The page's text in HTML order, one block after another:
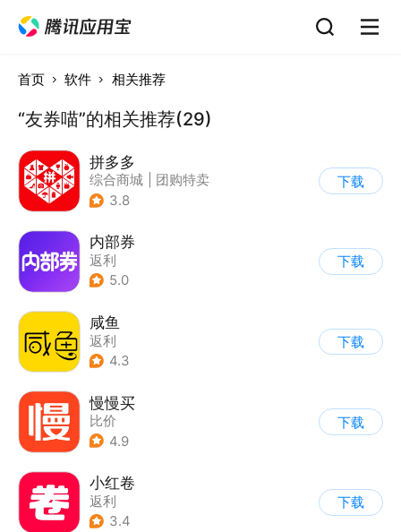
首页 软件 相关推荐
“友券喵”的相关推荐(29)
拼多多
综合商城
团购特卖
3.8
下载
内部券
返利
5.0
下载
咸鱼
返利
4.3
下载
慢慢买
比价
4.9
下载
小红卷
返利
3.4
下载